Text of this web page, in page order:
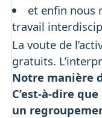
et enfin nous
travail
La voute de
gratuits.
Notre manière
C’est-à-dire
un